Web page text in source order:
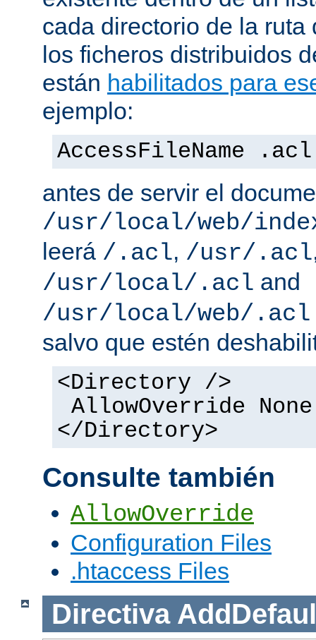
cada directorio de la ruta
los ficheros distribuidos
están habilitados para
ejemplo:
AccessFileName .acl
antes de servir el
/usr/local/web/
leerá /.acl, /usr/.acl
/usr/local/.acl and
/usr/local/web/.acl
salvo que estén
<Directory />
AllowOverride None
</Directory>
Consulte también
AllowOverride
Configuration Files
.htaccess Files
Directiva